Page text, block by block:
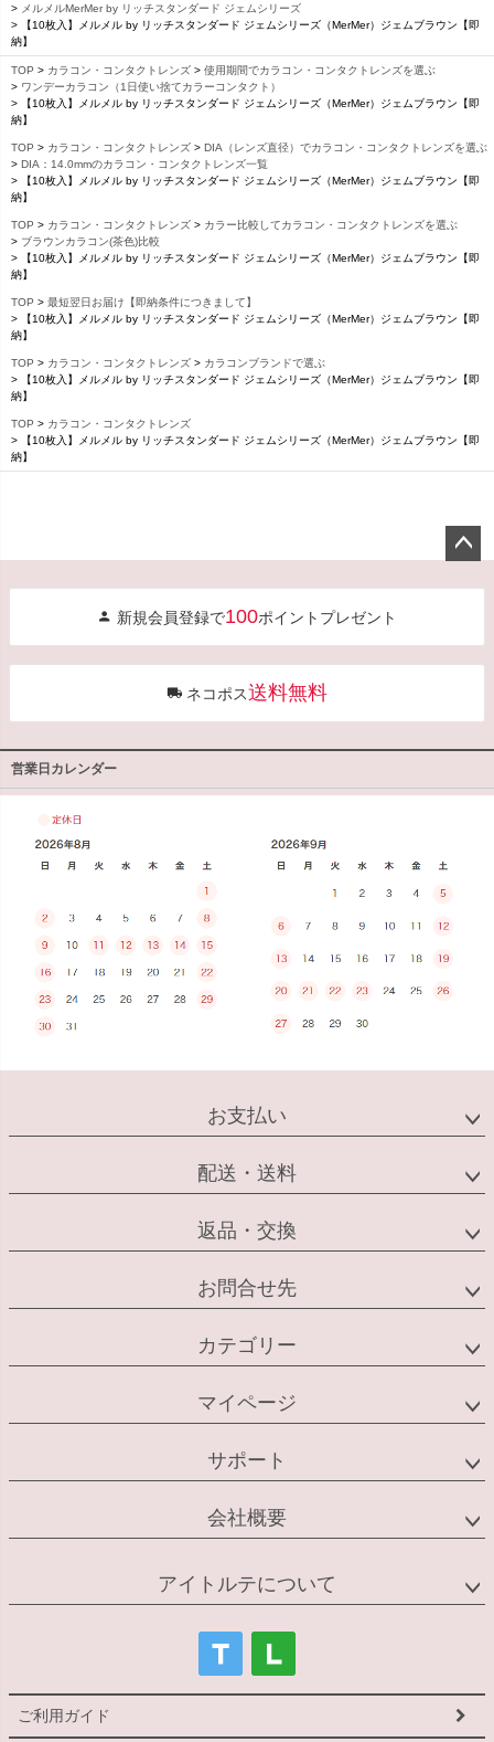
メルメルMerMer by リッチスタンダード ジェムシリーズ
【10枚入】メルメル by リッチスタンダード ジェムシリーズ（MerMer）ジェムブラウン【即
納】
TOP カラコン・コンタクトレンズ
使用期間でカラコン・コンタクトレンズを選ぶ
ワンデーカラコン（1日使い捨てカラーコンタクト）
【10枚入】メルメル by リッチスタンダード ジェムシリーズ（MerMer）ジェムブラウン【即
納】
TOP カラコン・コンタクトレンズ
DIA（レンズ直径）でカラコン・コンタクトレンズを選ぶ
DIA：14.0mmのカラコン・コンタクトレンズ一覧
【10枚入】メルメル by リッチスタンダード ジェムシリーズ（MerMer）ジェムブラウン【即
納】
TOP カラコン・コンタクトレンズ
カラー比較してカラコン・コンタクトレンズを選ぶ
ブラウンカラコン(茶色)比較
【10枚入】メルメル by リッチスタンダード ジェムシリーズ（MerMer）ジェムブラウン【即
納】
TOP
最短翌日お届け【即納条件につきまして】
【10枚入】メルメル by リッチスタンダード ジェムシリーズ（MerMer）ジェムブラウン【即
納】
TOP カラコン・コンタクトレンズ
カラコンブランドで選ぶ
【10枚入】メルメル by リッチスタンダード ジェムシリーズ（MerMer）ジェムブラウン【即
納】
TOP
カラコン・コンタクトレンズ
【10枚入】メルメル by リッチスタンダード ジェムシリーズ（MerMer）ジェムブラウン【即
納】
へ
新規会員登録で100ポイントプレゼント
ネコポス送料無料
営業日カレンダー
お支払い
配送・送料
返品・交換
お問合せ先
カテゴリー
マイページ
サポート
会社概要
アイトルテについて
ご利用ガイド